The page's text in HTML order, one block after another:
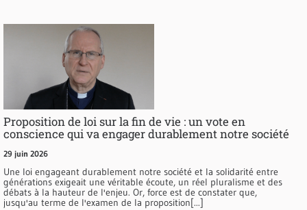
Proposition de loi sur la fin de vie : un vote en
conscience qui va engager durablement notre société
29 juin 2026
Une loi engageant durablement notre société et la solidarité entre
générations exigeait une véritable écoute, un réel pluralisme et des
débats à la hauteur de l'enjeu. Or, force est de constater que,
jusqu'au terme de l'examen de la proposition[...]